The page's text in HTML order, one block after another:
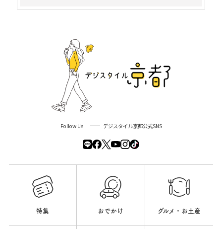
Follow Us デジスタイル京都公式SNS
特集 おでかけ グルメ・お土産